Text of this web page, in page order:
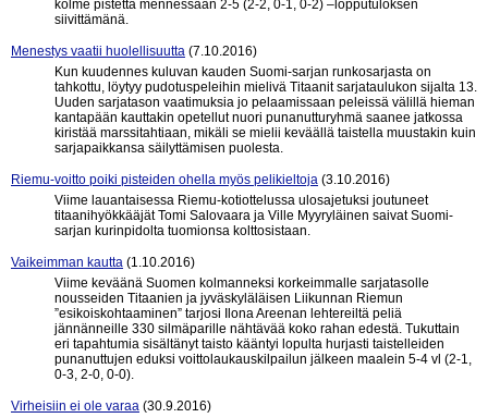
kolme pistettä mennessään 2-5 (2-2, 0-1, 0-2) –lopputuloksen
siivittämänä.
Menestys vaatii huolellisuutta (7.10.2016)
Kun kuudennes kuluvan kauden Suomi-sarjan runkosarjasta on
tahkottu, löytyy pudotuspeleihin mielivä Titaanit sarjataulukon sijalta 13.
Uuden sarjatason vaatimuksia jo pelaamissaan peleissä välillä hieman
kantapään kauttakin opetellut nuori punanutturyhmä saanee jatkossa
kiristää marssitahtiaan, mikäli se mielii keväällä taistella muustakin kuin
sarjapaikkansa säilyttämisen puolesta.
Riemu-voitto poiki pisteiden ohella myös pelikieltoja (3.10.2016)
Viime lauantaisessa Riemu-kotiottelussa ulosajetuksi joutuneet
titaanihyökkääjät Tomi Salovaara ja Ville Myyryläinen saivat Suomi-
sarjan kurinpidolta tuomionsa kolttosistaan.
Vaikeimman kautta (1.10.2016)
Viime keväänä Suomen kolmanneksi korkeimmalle sarjatasolle
nousseiden Titaanien ja jyväskyläläisen Liikunnan Riemun
”esikoiskohtaaminen” tarjosi Ilona Areenan lehtereiltä peliä
jännänneille 330 silmäparille nähtävää koko rahan edestä. Tukuttain
eri tapahtumia sisältänyt taisto kääntyi lopulta hurjasti taistelleiden
punanuttujen eduksi voittolaukauskilpailun jälkeen maalein 5-4 vl (2-1,
0-3, 2-0, 0-0).
Virheisiin ei ole varaa (30.9.2016)